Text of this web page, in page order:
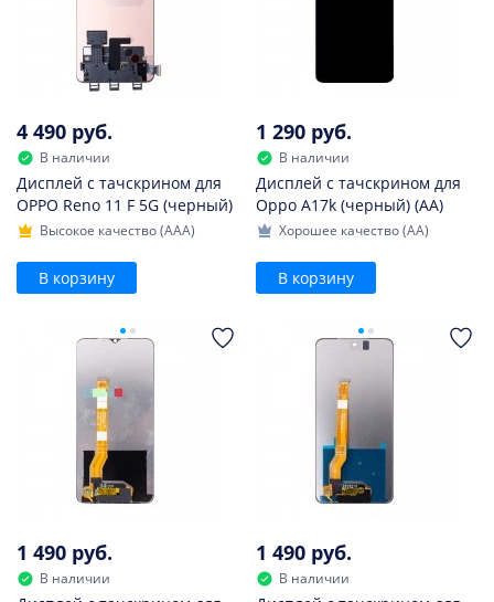
4 490 руб.
В наличии
Дисплей с тачскрином для
OPPO Reno 11 F 5G (черный)
Высокое качество (AAA)
В корзину
1 290 руб.
В наличии
Дисплей с тачскрином для
Oppo A17k (черный) (AA)
Хорошее качество (AA)
В корзину
1 490 руб.
В наличии
1 490 руб.
В наличии